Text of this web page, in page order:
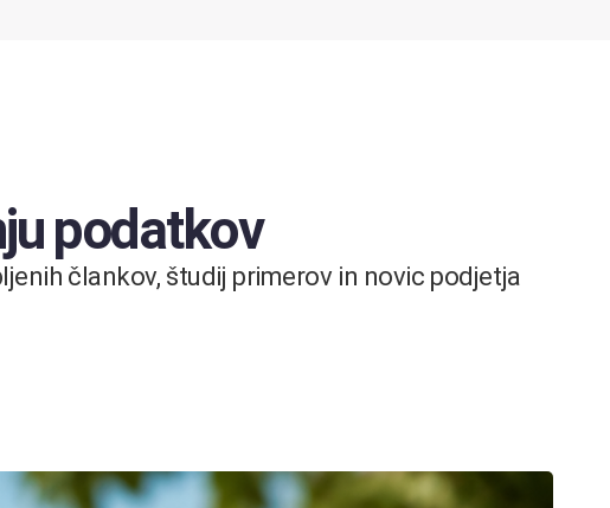
podatkov
člankov, študij primerov in novic podjetja